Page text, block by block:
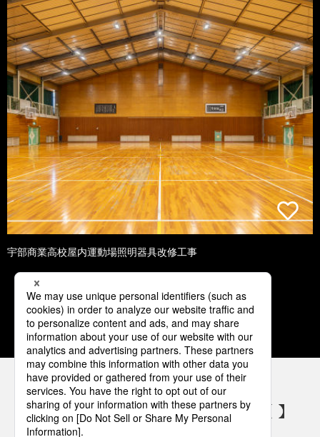
宇部商業高校屋内運動場照明器具改修工事
1 2 3 4 5
パナソニックの電気設備 SNSアカウント